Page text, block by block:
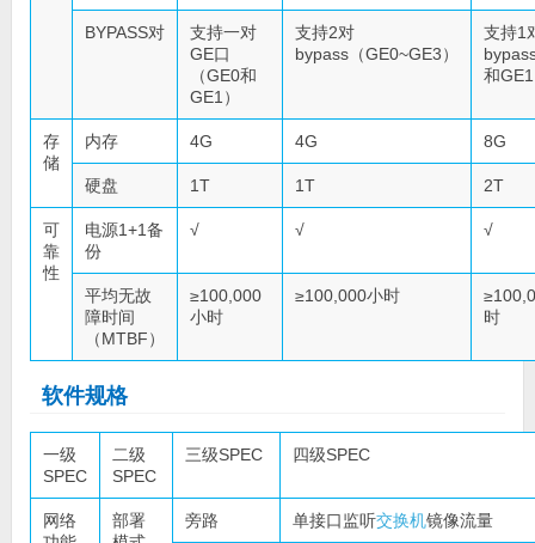
BYPASS对
支持一对
GE口
（GE0和
GE1）
支持2对
bypass（GE0~GE3）
支持1
和
存
储
内存 4G 4G 8G
硬盘 1T 1T 2T
可
靠
性
电源1+1备
份
√ √ √
平均无故
障时间
（MTBF）
≥100,000
小时
≥100,000小时
时
软件规格
一级
SPEC
二级
SPEC
三级SPEC 四级SPEC
网络
部署
旁路 单接口监听交换机镜像流量